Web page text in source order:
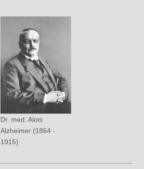
Dr. med. Alois
Alzheimer (1864 -
1915)